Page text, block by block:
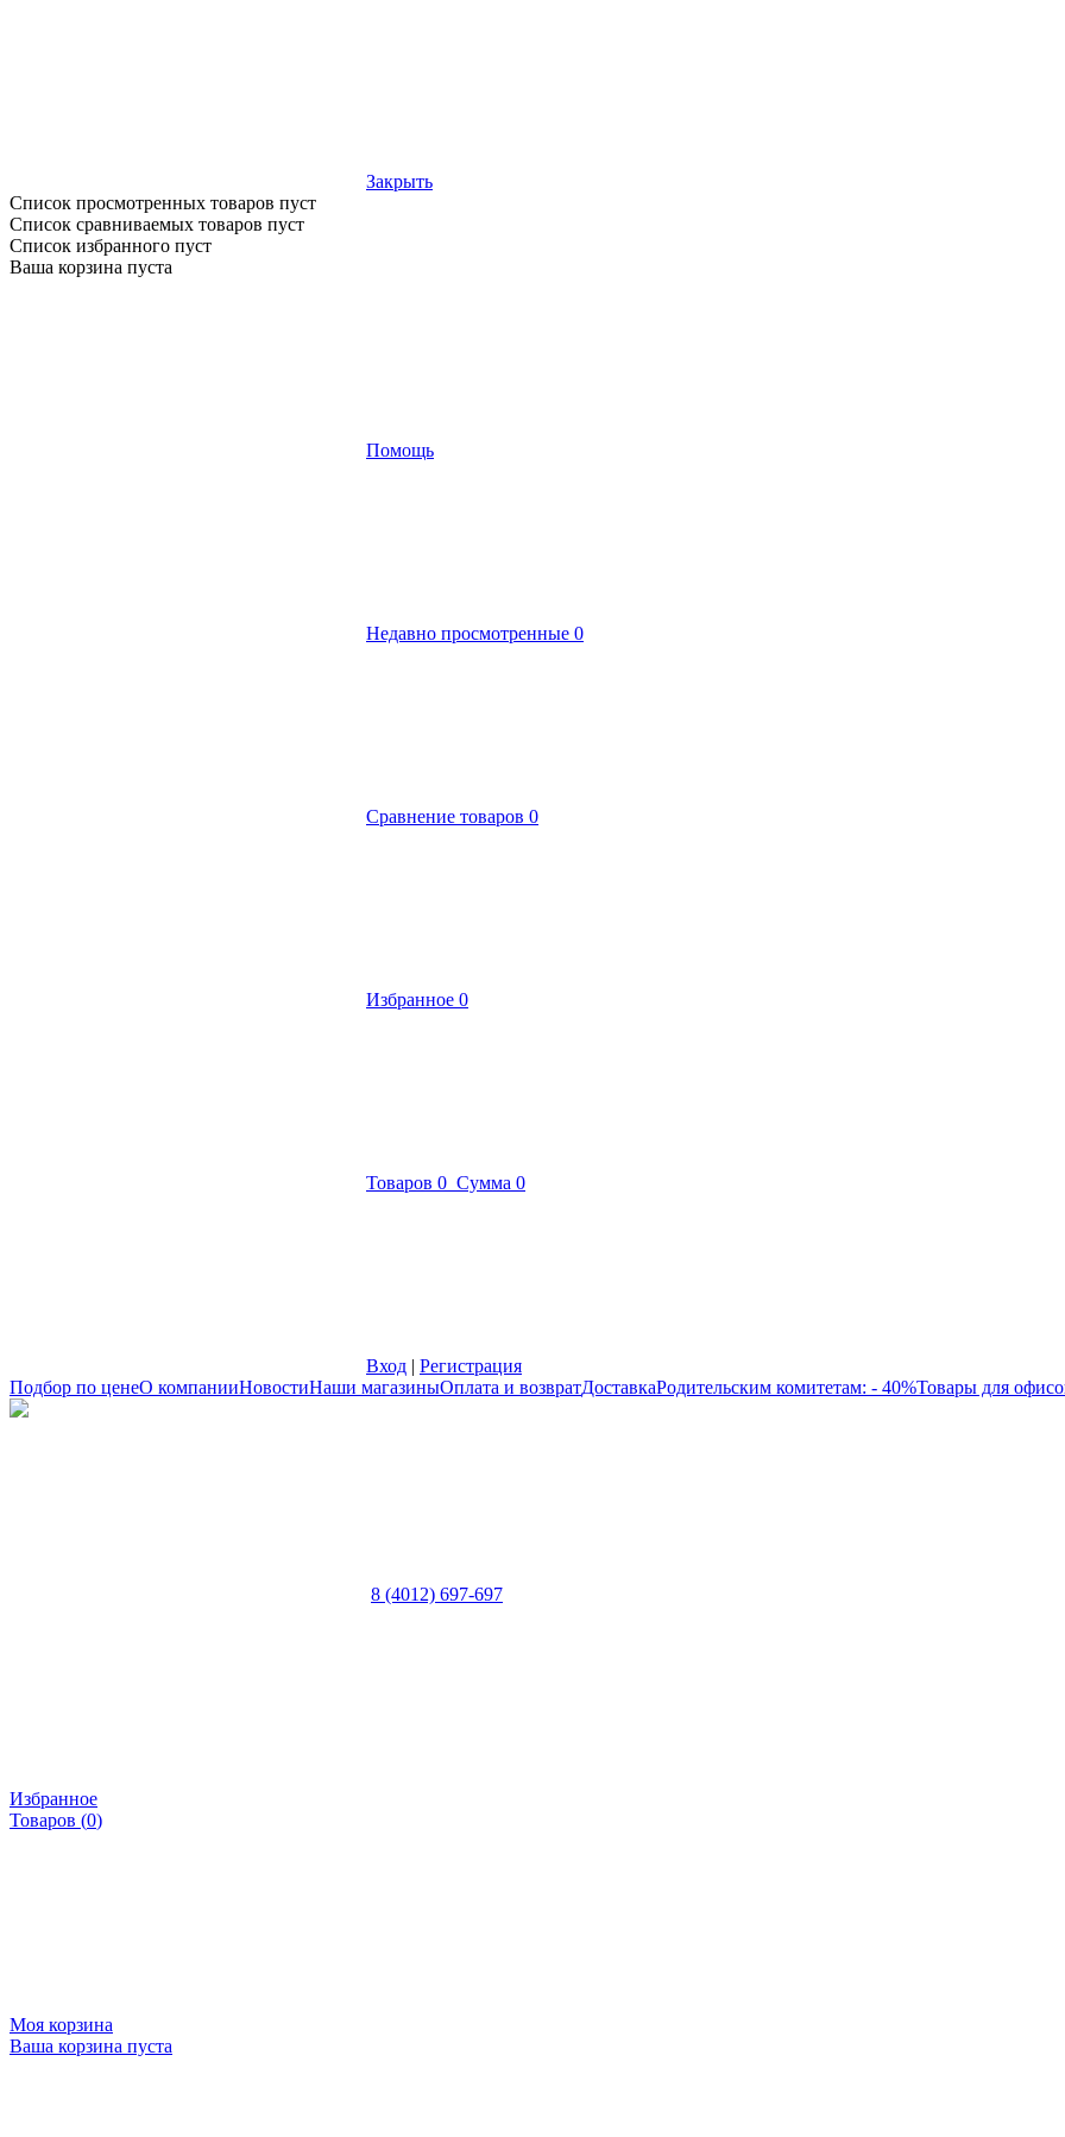
Закрыть
Список просмотренных товаров пуст
Список сравниваемых товаров пуст
Список избранного пуст
Ваша корзина пуста
Помощь
Недавно просмотренные 0
Сравнение товаров 0
Избранное 0
Товаров 0 Сумма 0
Вход | Регистрация
Подбор по ценеО компанииНовостиНаши магазиныОплата и возвратДоставкаРодительским комитетам: - 40%Товары для
8 (4012) 697-697
Избранное
Товаров (0)
Моя корзина
Ваша корзина пуста